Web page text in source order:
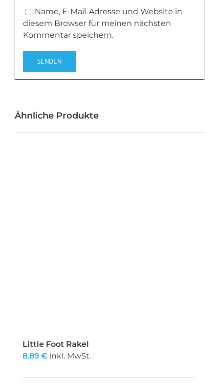
Name, E-Mail-Adresse und Website in
diesem Browser für meinen nächsten
Kommentar speichern.
Ähnliche Produkte
Little Foot Rakel
8.89 € inkl. MwSt.